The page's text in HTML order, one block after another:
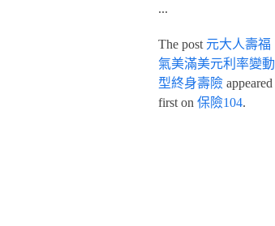
...
The post 元大人壽福
氣美滿美元利率變動
型終身壽險appeared
first on 保險104.